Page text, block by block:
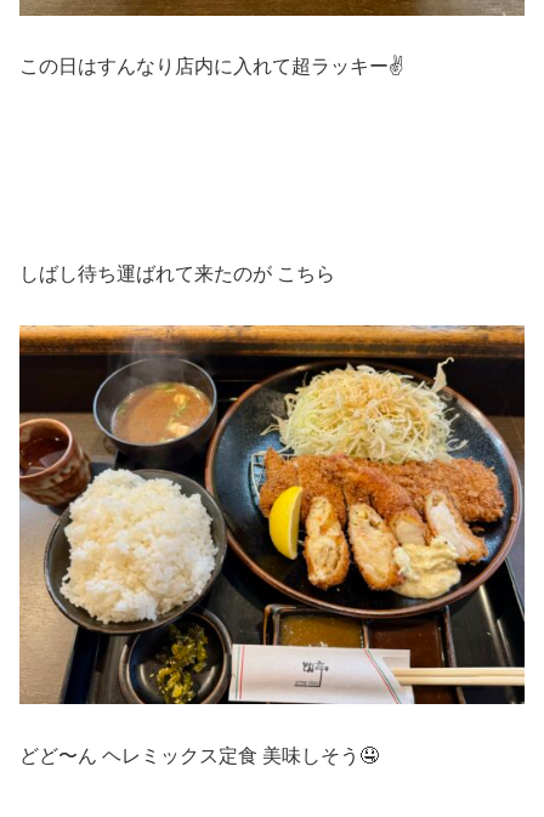
この日はすんなり店内に入れて超ラッキー✌️
しばし待ち運ばれて来たのが こちら
どど〜ん ヘレミックス定食 美味しそう🤤